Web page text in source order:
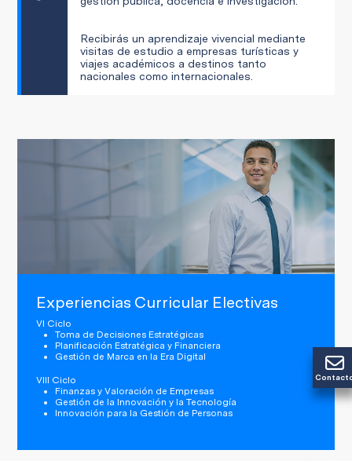
Recibirás un aprendizaje vivencial mediante
visitas de estudio a empresas turísticas y
viajes académicos a destinos tanto
nacionales como internacionales.
Experiencias Curricular Electivas
VI Ciclo
Toma de Decisiones Estratégicas
Planificación Estratégica y Financiera
Gestión de Marca en la Era Digital
VIII Ciclo
Finanzas y Valoración de Empresas
Gestión de la Innovación y la Tecnología
Innovación para la Gestión de Personas